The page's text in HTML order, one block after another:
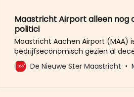
Maastricht Airport alleen nog
politici
Maastricht Aachen Airport (MAA)
bedrijfseconomisch gezien al
vliegveld zal nooit meer rendabel
directie ook beweert dat het ooit -
200.000 euro belastinggeld in de
De Nieuwe Ster Maastricht